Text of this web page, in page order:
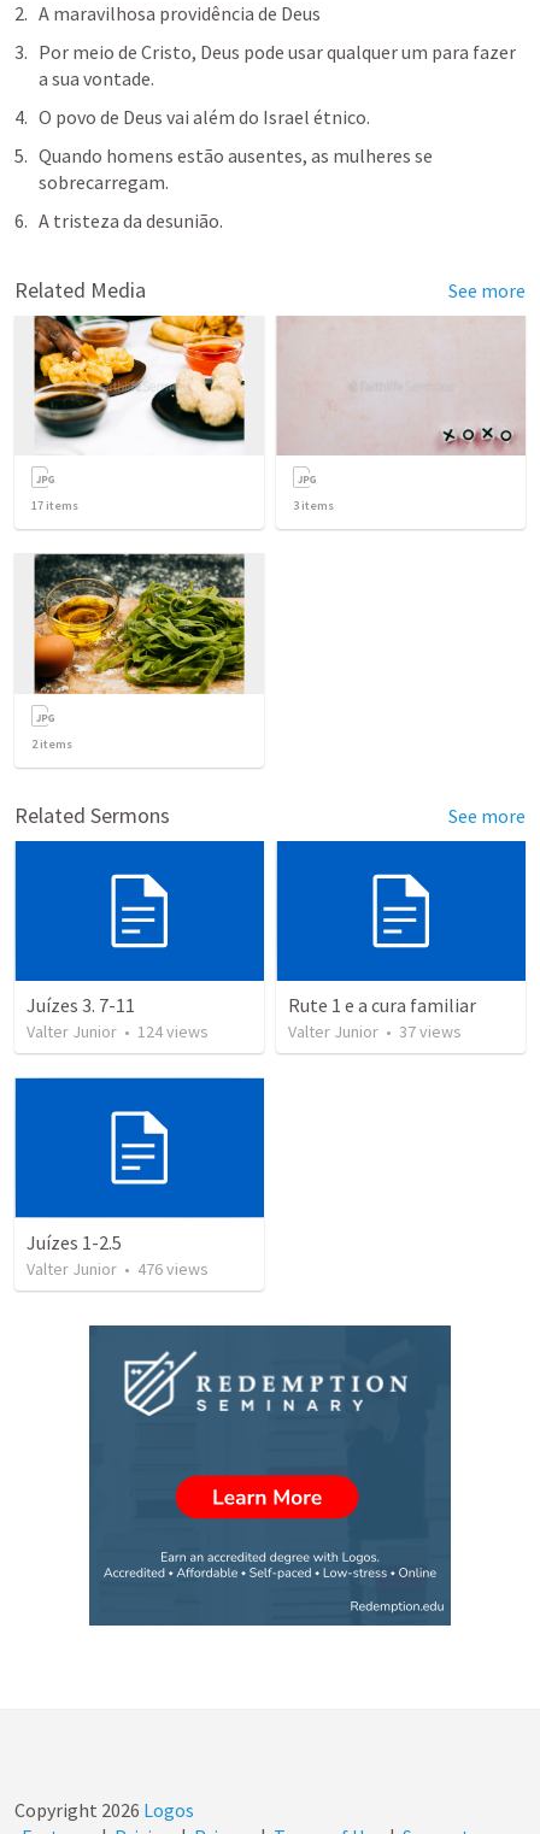
A maravilhosa providência de Deus
Por meio de Cristo, Deus pode usar qualquer um para fazer
a sua vontade.
O povo de Deus vai além do Israel étnico.
Quando homens estão ausentes, as mulheres se
sobrecarregam.
A tristeza da desunião.
Related Media See more
17 items 3 items
2items
Related Sermons See more
Juízes 3. 7-11
Valter Junior • 124views
Rute 1 e a cura familiar
Valter Junior • 37views
Juízes 1-2.5
Valter Junior • 476views
Copyright 2026 Logos